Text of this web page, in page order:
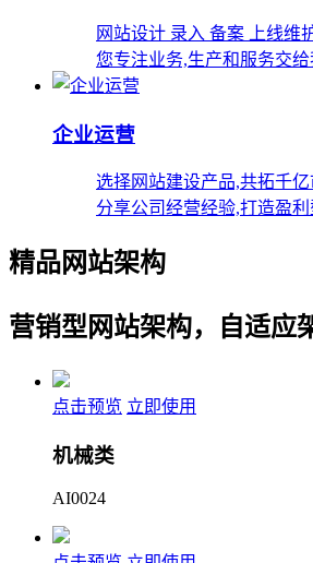
网站设计 录入 备案 上线维
您专注业务,生产和服务交给
企业运营
选择网站建设产品,共拓千亿
分享公司经营经验,打造盈利
精品网站架构
营销型网站架构，自适应
点击预览 立即使用
机械类
AI0024